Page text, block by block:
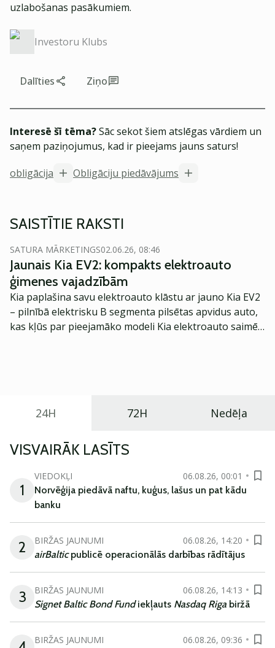
uzlabošanas pasākumiem.
Investoru Klubs
Dalīties Ziņo
Interesē šī tēma?Sāc sekot šiem atslēgas vārdiem un
saņem paziņojumus, kad ir pieejams jauns saturs!
obligācija
Obligāciju piedāvājums
SAISTĪTIE RAKSTI
SATURA MĀRKETINGS02.06.26, 08:46
Jaunais Kia EV2: kompakts elektroauto
ģimenes vajadzībām
Kia paplašina savu elektroauto klāstu ar jauno Kia EV2
– pilnībā elektrisku B segmenta pilsētas apvidus auto,
kas kļūs par pieejamāko modeli Kia elektroauto saimē
24H 72H Nedēļa
VISVAIRĀK LASĪTS
1
VIEDOKĻI
06.08.26, 00:01
Norvēģija piedāvā naftu, kuģus, lašus un pat kādu
banku
2 BIRŽAS JAUNUMI
06.08.26, 14:20
airBalticpublicē operacionālās darbības rādītājus
3 BIRŽAS JAUNUMI
06.08.26, 14:13
Signet Baltic Bond Fundiekļauts Nasdaq Riga biržā
BIRŽAS JAUNUMI 06.08.26, 09:36